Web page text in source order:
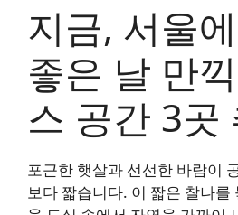
지금, 서울
좋은 날 만
스 공간 3곳
포근한 햇살과 선선한 바람이
보다 짧습니다. 이 짧은 찰나를